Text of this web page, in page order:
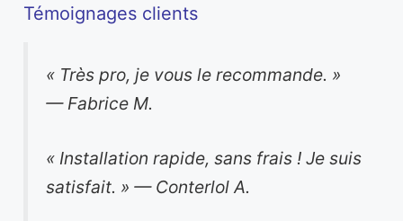
Témoignages clients
« Très pro, je vous le recommande. »
— Fabrice M.
« Installation rapide, sans frais ! Je suis
satisfait. » — Conterlol A.